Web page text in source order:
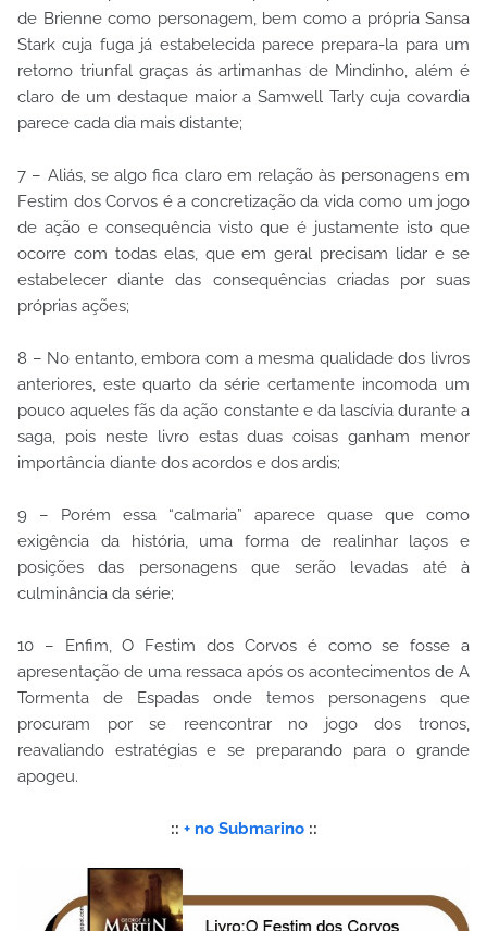
de Brienne como personagem, bem como a própria Sansa
Stark cuja fuga já estabelecida parece prepara-la para um
retorno triunfal graças ás artimanhas de Mindinho, além é
claro de um destaque maior a Samwell Tarly cuja covardia
parece cada dia mais distante;
7 – Aliás, se algo fica claro em relação às personagens em
Festim dos Corvos é a concretização da vida como um jogo
de ação e consequência visto que é justamente isto que
ocorre com todas elas, que em geral precisam lidar e se
estabelecer diante das consequências criadas por suas
próprias ações;
8 – No entanto, embora com a mesma qualidade dos livros
anteriores, este quarto da série certamente incomoda um
pouco aqueles fãs da ação constante e da lascívia durante a
saga, pois neste livro estas duas coisas ganham menor
importância diante dos acordos e dos ardis;
9 – Porém essa “calmaria” aparece quase que como
exigência da história, uma forma de realinhar laços e
posições das personagens que serão levadas até à
culminância da série;
10 – Enfim, O Festim dos Corvos é como se fosse a
apresentação de uma ressaca após os acontecimentos de A
Tormenta de Espadas onde temos personagens que
procuram por se reencontrar no jogo dos tronos,
reavaliando estratégias e se preparando para o grande
apogeu.
:: + no Submarino::